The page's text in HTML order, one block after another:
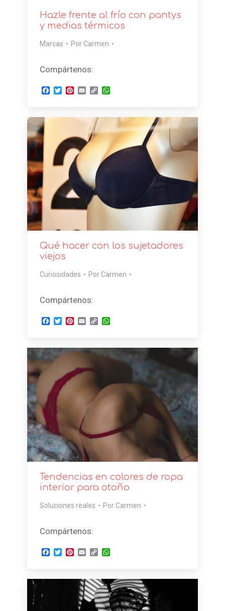
Hazle frente al frío con pantys
y medias térmicos
Marcas Por Carmen
Compártenos:
Facebook
TwitterPinterest
EmailCopyWhatsApp
Qué hacer con los sujetadores
viejos
Curiosidades Por Carmen
Compártenos:
Facebook
TwitterPinterest
EmailCopyWhatsApp
Tendencias en colores de ropa
interior para otoño
Soluciones reales Por Carmen
Compártenos:
Facebook
TwitterPinterest
EmailCopyWhatsApp